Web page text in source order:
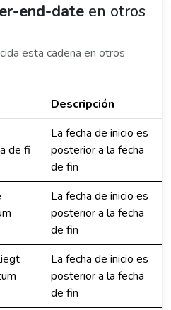
end-date en otros
esta cadena en otros
Descripción
de fi
La fecha de inicio es
posterior a la fecha
de fin
La fecha de inicio es
posterior a la fecha
de fin
La fecha de inicio es
posterior a la fecha
de fin